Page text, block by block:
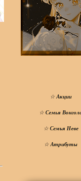
☆Акции
☆Семья
☆ Семья Неве
☆Атрибуты